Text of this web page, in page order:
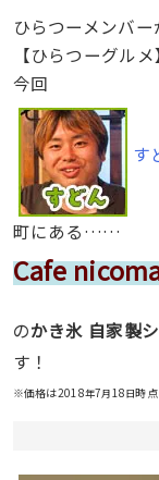
ひらつーメンバ
【ひらつーグルメ
今回
す
町にある……
Cafe
のかき氷 自家製
す！
※価格は2018年7月18日時点